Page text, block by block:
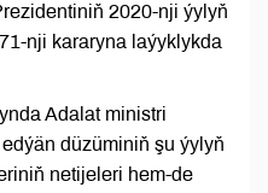
2020-nji ýylyň
nji kararyna laýyklykda
Adalat ministri
düzüminiň şu ýylyň
netijeleri hem-de